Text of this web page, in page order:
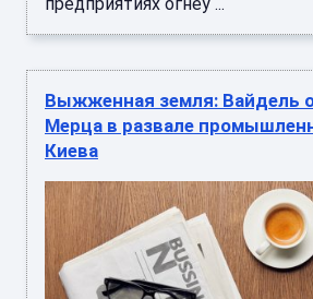
Выжженная земля: Вайдель
Мерца в развале
Киева